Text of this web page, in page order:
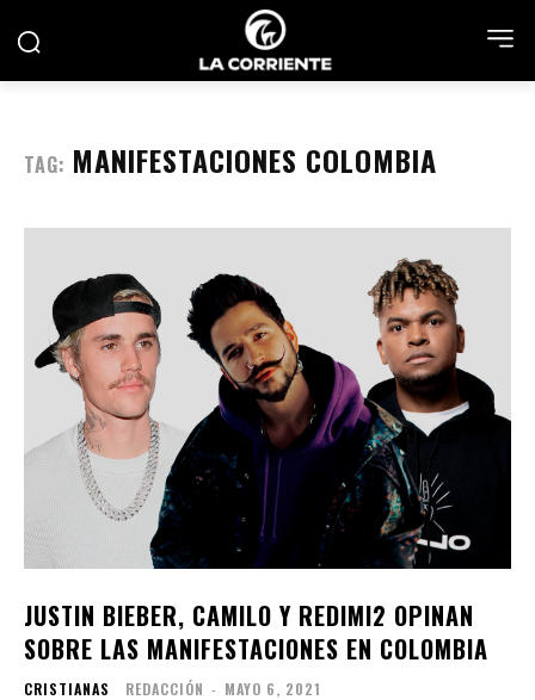
TAG: MANIFESTACIONES COLOMBIA
JUSTIN BIEBER, CAMILO Y REDIMI2 OPINAN
SOBRE LAS MANIFESTACIONES EN COLOMBIA
CRISTIANAS REDACCIÓN - MAYO 6, 2021